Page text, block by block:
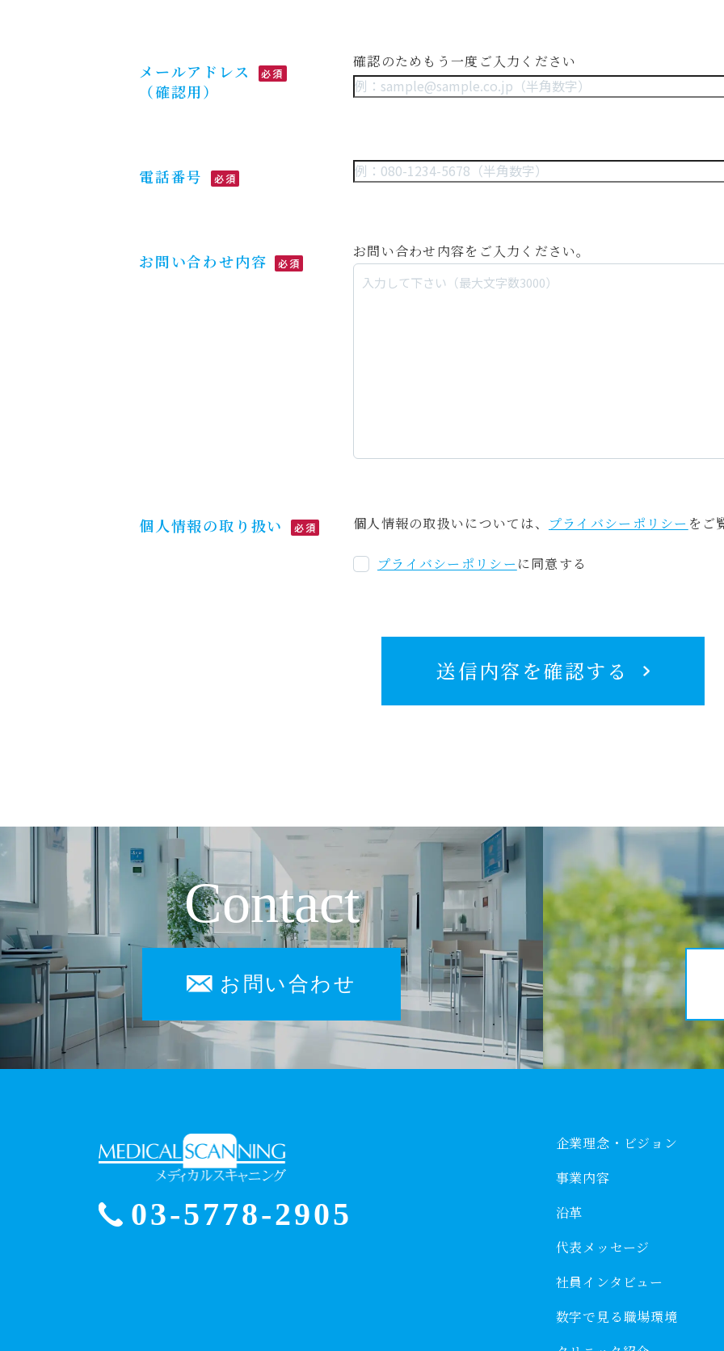
メールアドレス
（確認用）
必須
確認のためもう一度ご入力ください
電話番号 必須
お問い合わせ内容 必須
お問い合わせ内容をご入力ください。
個人情報の取り扱い 必須 個人情報の取扱いについては、 プライバシーポリシー をご
シ
ー
リ
プライバシーポリシーに同意する
送信内容を確認する
Contact
お問い合わせ
03-5778-2905
企業理念・ビジョン
事業内容
沿革
代表メッセージ
社員インタビュー
数字で見る職場環境